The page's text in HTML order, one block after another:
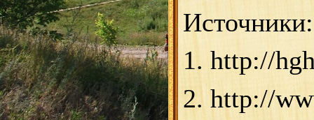
Источники:
1. http://
2. http://